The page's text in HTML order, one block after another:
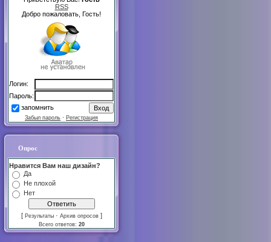
RSS
Добро пожаловать, Гость!
Логин:
Пароль:
запомнить
Забыл пароль · Регистрация
Опрос
Нравится Вам наш дизайн?
Да
Не плохой
Нет
[ Результаты · Архив опросов ]
Всего ответов: 20